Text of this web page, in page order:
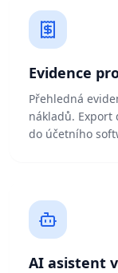
Evidence
Přehledná
nákladů. Export
do účetního
AI asistent